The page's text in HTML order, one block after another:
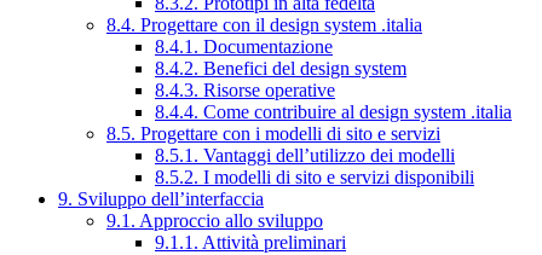
8.4. Progettare con il design system .italia
8.4.1. Documentazione
8.4.2. Benefici del design system
8.4.3. Risorse operative
8.4.4. Come contribuire al design system .italia
8.5. Progettare con i modelli di sito e servizi
8.5.1. Vantaggi dell’utilizzo dei modelli
8.5.2. I modelli di sito e servizi disponibili
9. Sviluppo dell’interfaccia
9.1. Approccio allo sviluppo
9.1.1. Attività preliminari